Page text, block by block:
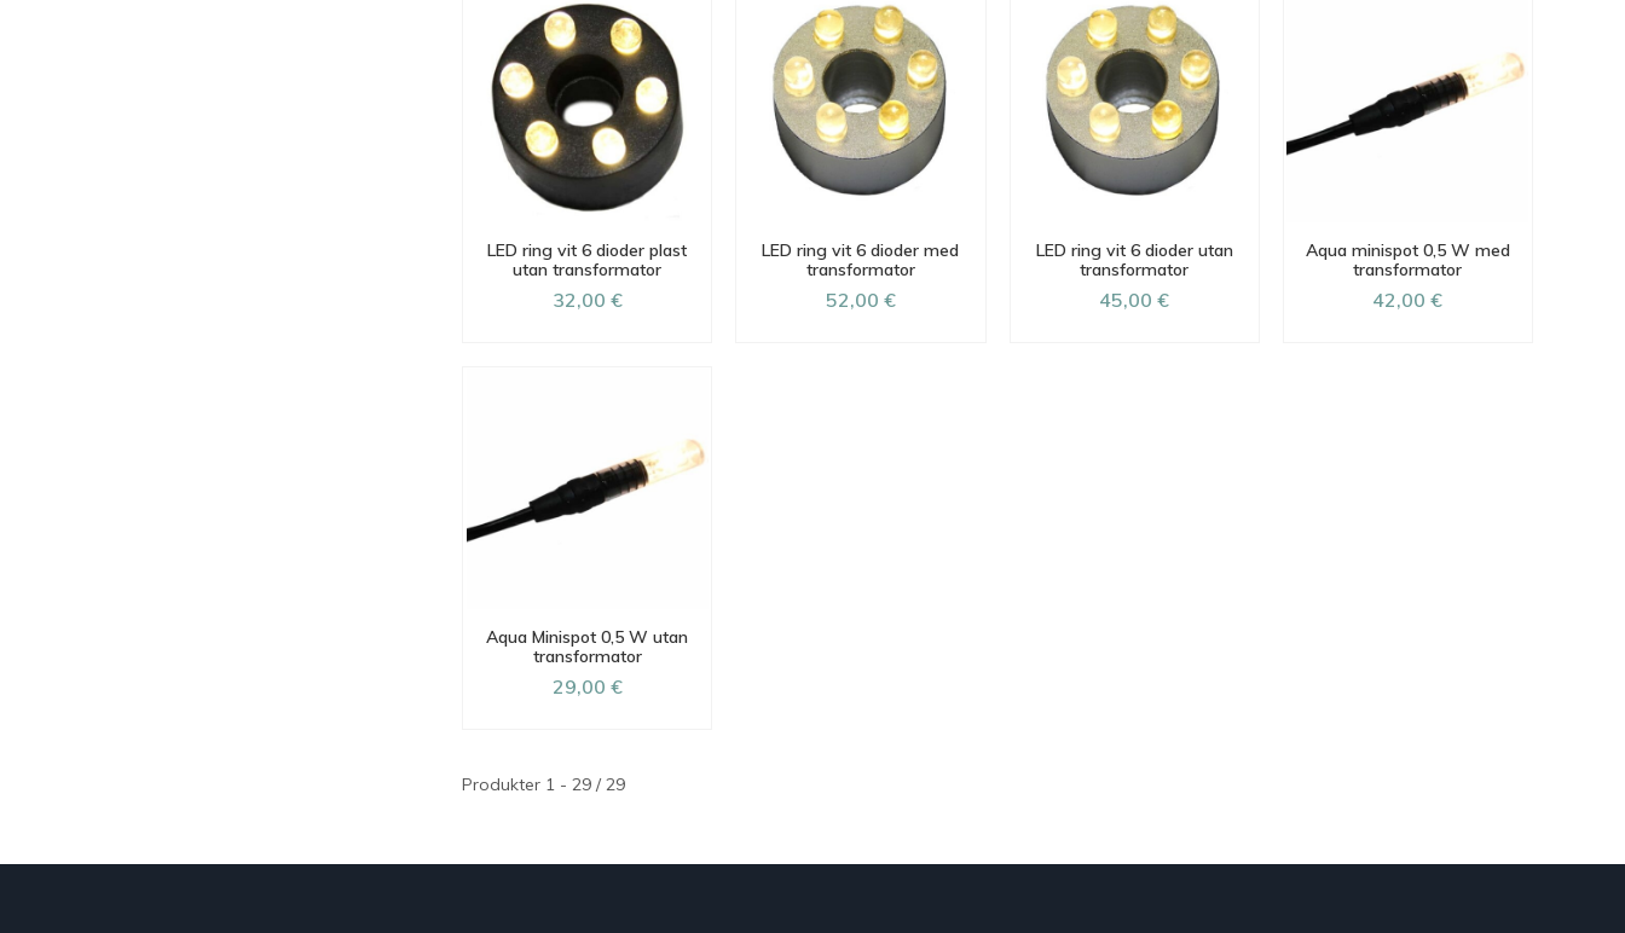
LED ring vit 6 dioder plast
utan transformator
32,00 €
LED ring vit 6 dioder med
transformator
52,00 €
LED ring vit 6 dioder utan
transformator
45,00 €
Aqua minispot 0,5 W med
transformator
42,00 €
Aqua Minispot 0,5 W utan
transformator
29,00 €
Produkter 1 - 29 / 29